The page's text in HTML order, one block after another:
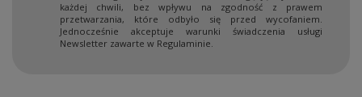
każdej chwili, bez wpływu na zgodność z prawem
przetwarzania, które odbyło się przed wycofaniem.
Jednocześnie akceptuje warunki świadczenia usługi
Newsletter zawarte w Regulaminie.